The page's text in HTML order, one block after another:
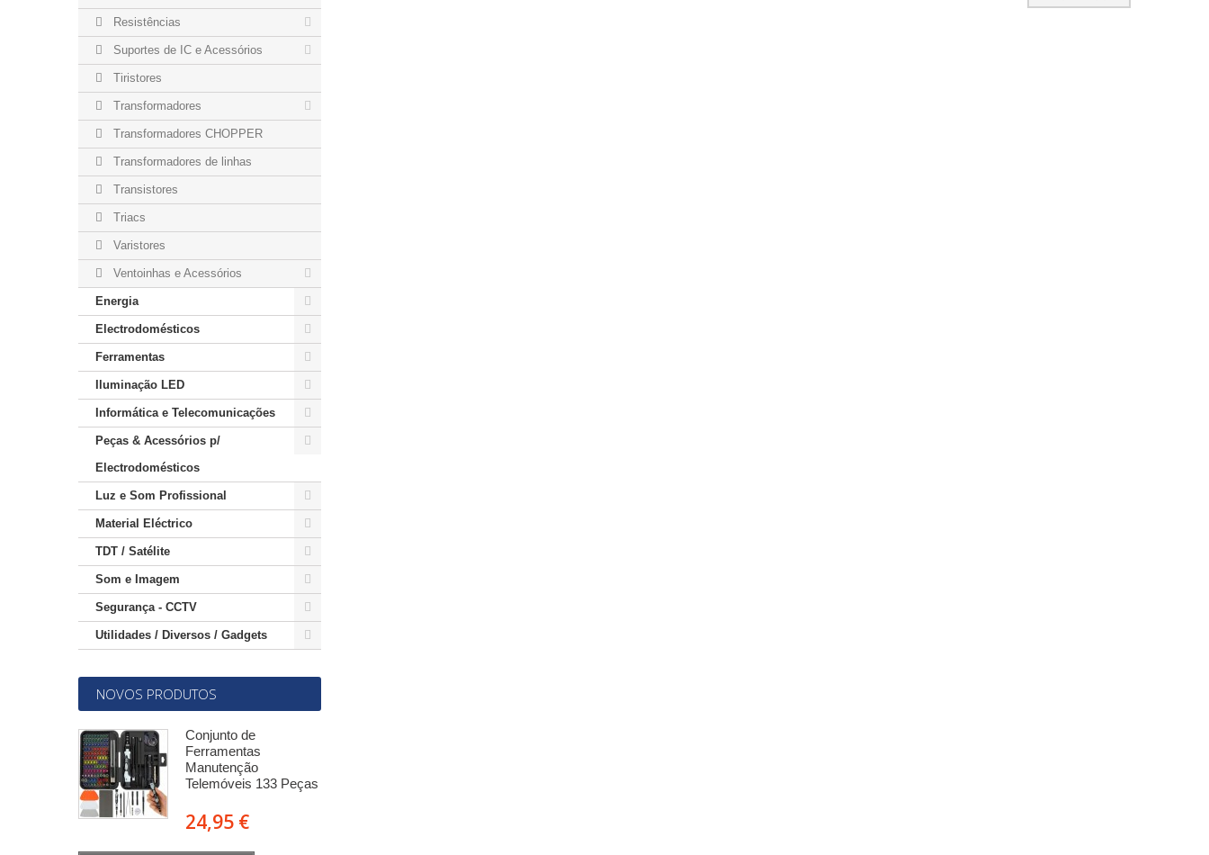
Resistências
Suportes de IC e Acessórios
Tiristores
Transformadores
Transformadores CHOPPER
Transformadores de linhas
Transistores
Triacs
Varistores
Ventoinhas e Acessórios
Energia
Electrodomésticos
Ferramentas
Iluminação LED
Informática e Telecomunicações
Peças & Acessórios p/
Electrodomésticos
Luz e Som Profissional
Material Eléctrico
TDT / Satélite
Som e Imagem
Segurança - CCTV
Utilidades / Diversos / Gadgets
NOVOS PRODUTOS
Conjunto de
Ferramentas
Manutenção
Telemóveis 133 Peças
24,95 €